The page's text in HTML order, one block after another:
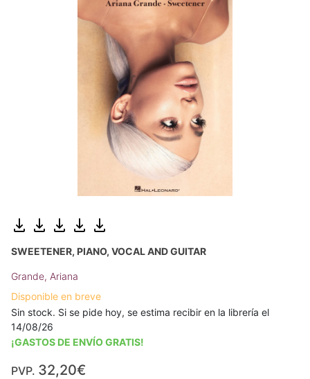
SWEETENER, PIANO, VOCAL AND GUITAR
Grande, Ariana
Disponible en breve
Sin stock. Si se pide hoy, se estima recibir en la librería el
14/08/26
¡GASTOS DE ENVÍO GRATIS!
PVP. 32,20€